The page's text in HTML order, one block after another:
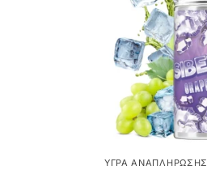
ΥΓΡΆ ΑΝΑΠΛΉΡΩΣΗΣ